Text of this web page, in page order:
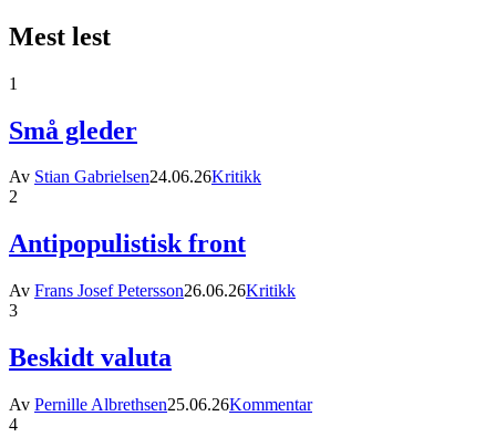
Mest lest
1
Små gleder
Av Stian Gabrielsen24.06.26Kritikk
2
Antipopulistisk front
Av Frans Josef Petersson26.06.26Kritikk
3
Beskidt valuta
Av Pernille Albrethsen25.06.26Kommentar
4